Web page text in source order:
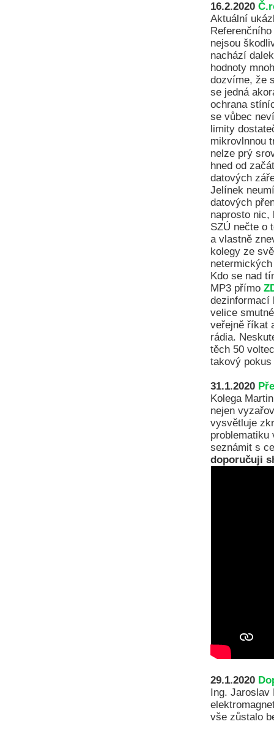
16.2.2020
Aktuální
nejsou
nachází
hodnoty
dozvíme, že
se jedná
ochrana
se vůbec
limity
mikrovlnnou
nelze prý
hned od
datových
Jelínek
datových
naprosto nic,
SZÚ nečte o
a vlastně
kolegy ze
Kdo se nad
MP3 přímo
dezinformací
velice
veřejně říkat
rádia.
těch 50
takový
31.1.2020
Kolega
nejen
vysvětluje
problematiku
seznámit s
doporučuji
29.1.2020
Ing.
vše zůstalo